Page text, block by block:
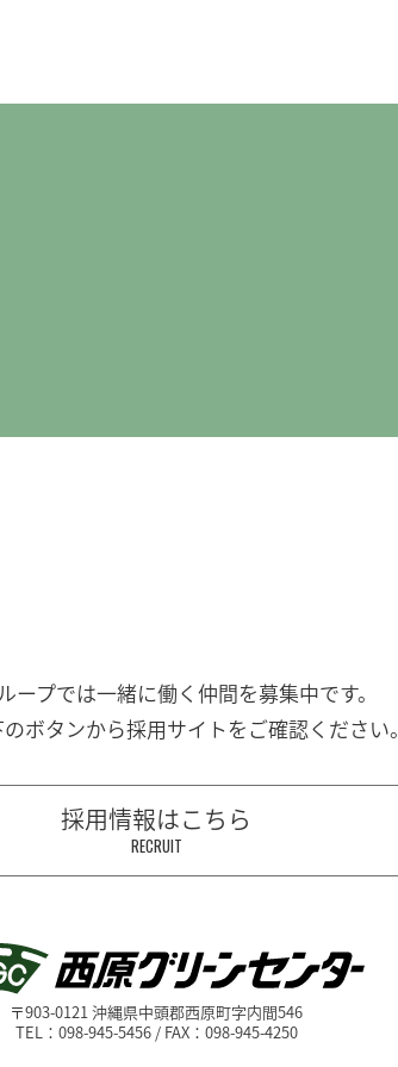
ープでは一緒に働く仲間を募集中です。
ボタンから採用サイトをご確認ください。
採用情報はこちら
RECRUIT
〒903-0121 沖縄県中頭郡西原町字内間546
TEL：098-945-5456 / FAX：098-945-4250